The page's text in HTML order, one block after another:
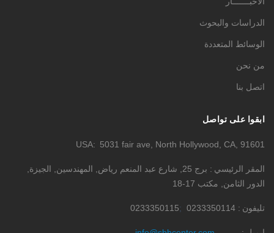
الدراسات والبحوث
الوسائط المتعددة
من نحن
اتصل بنا
ابقوا على تواصل
USA 5031 fair ave, North Hollywood, CA, 91601
المقر الرئيسي
برج 25, شارع عبد المنعم رياض, المهندسين, الجيزة,
الدور الثامن, مكتب 17-18
تليفون 0233350114
0233350115